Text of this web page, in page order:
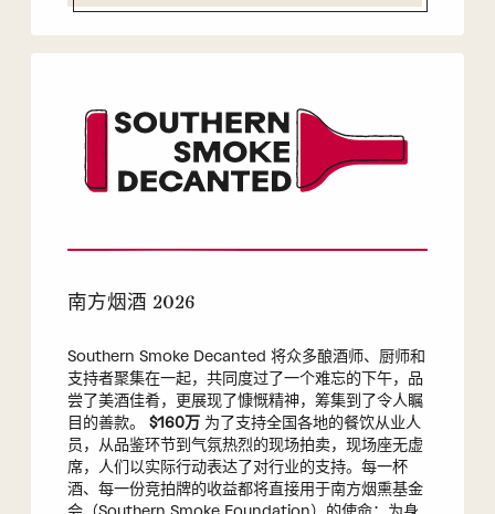
南方烟酒 2026
Southern Smoke Decanted 将众多酿酒师、厨师和
支持者聚集在一起，共同度过了一个难忘的下午，品
尝了美酒佳肴，更展现了慷慨精神，筹集到了令人瞩
目的善款。 $160万为了支持全国各地的餐饮从业人
员，从品鉴环节到气氛热烈的现场拍卖，现场座无虚
席，人们以实际行动表达了对行业的支持。每一杯
酒、每一份竞拍牌的收益都将直接用于南方烟熏基金